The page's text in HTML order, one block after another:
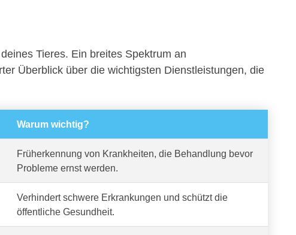
Tieres. Ein breites Spektrum an
Überblick über die wichtigsten Dienstleistungen, die
Warum wichtig?
Früherkennung von Krankheiten, die Behandlung bevor
Probleme ernst werden.
Verhindert schwere Erkrankungen und schützt die
öffentliche Gesundheit.